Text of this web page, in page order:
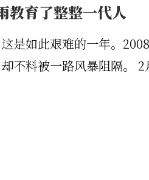
教育了整整一代人
是如此艰难的一年。
不料被一路风暴阻隔。